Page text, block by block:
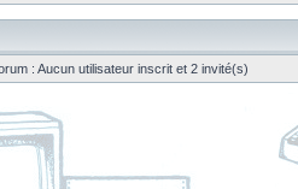
: Aucun utilisateur inscrit et 2 invité(s)